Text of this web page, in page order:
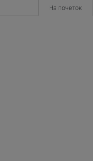
На почеток